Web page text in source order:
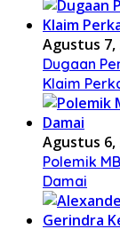
Agustus 7,
Dugaan
Klaim
Agustus 6,
Polemik
Damai